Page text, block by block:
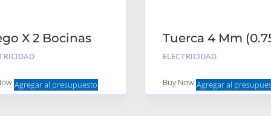
X 2 Bocinas
Relay – Kit
Agregar al presupuesto
Tuerca 4 Mm
ELECTRICIDAD
Buy Now Agregar al